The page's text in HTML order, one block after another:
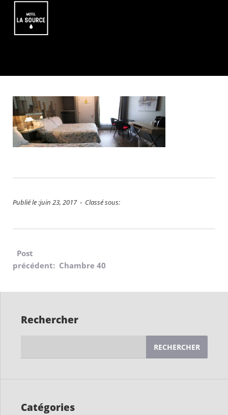
Publié le :juin 23, 2017 - Classé sous:
Navigation
de
l’article
Post
précédent: Chambre 40
Rechercher
Catégories